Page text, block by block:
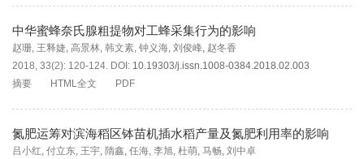
中华蜜蜂奈氏腺粗提物对工蜂采集行为的影响
赵珊, 王释婕, 高景林, 韩文素, 钟义海, 刘俊峰, 赵冬香
2018, 33(2): 120-124. DOI: 10.19303/j.issn.1008-0384.2018.02.003
摘要
HTML全文 PDF
氮肥运筹对滨海稻区钵苗机插水稻产量及氮肥利用率的影响
吕小红, 付立东, 王宇, 隋鑫, 任海, 李旭, 杜萌, 马畅, 刘中卓